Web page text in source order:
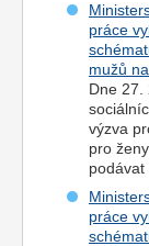
práce
mužů
Dne 27.
výzva
pro
podávat
práce